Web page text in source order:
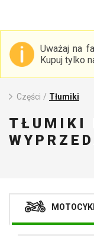
Uważaj na
Kupuj tylko
Części / Tłumiki
TŁUMIKI